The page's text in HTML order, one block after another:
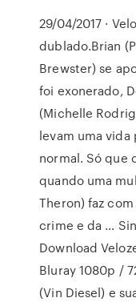
29/04/2017 ·
dublado.Brian
Brewster) se
foi exonerado,
(Michelle
levam uma
normal. Só que
quando uma
Theron) faz
crime e da …
Download
Bluray 1080p /
(Vin Diesel) e